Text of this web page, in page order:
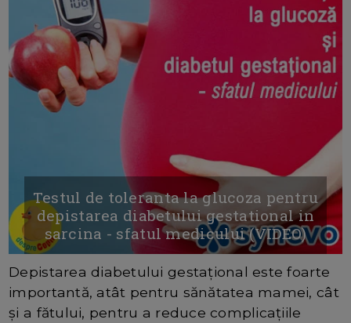
Testul de toleranta la glucoza pentru
depistarea diabetului gestational in
sarcina - sfatul medicului (VIDEO)
Depistarea diabetului gestațional este foarte
importantă, atât pentru sănătatea mamei, cât
și a fătului, pentru a reduce complicațiile